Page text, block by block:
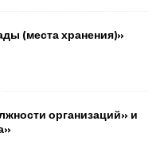
(места хранения)»
организаций» и